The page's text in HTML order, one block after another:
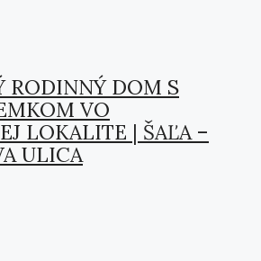
RODINNÝ DOM S
VO
LOKALITE | ŠAĽA –
ULICA